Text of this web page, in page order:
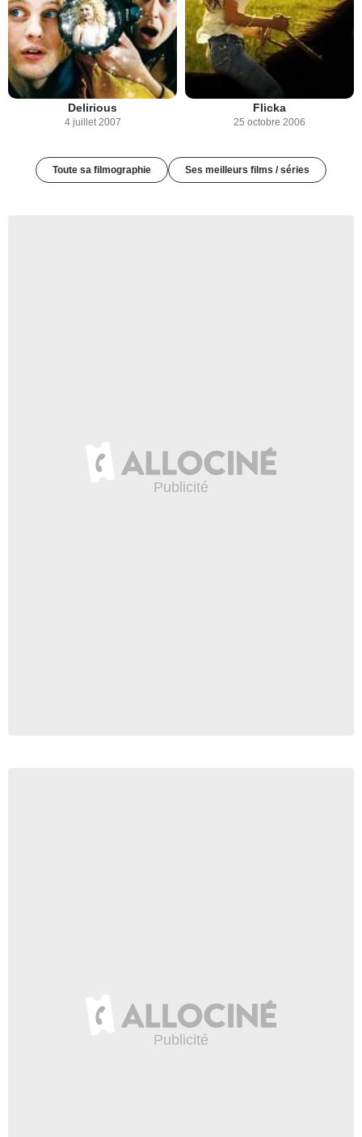
Delirious
4 juillet 2007
Flicka
25 octobre 2006
Toute sa filmographie Ses meilleurs films / séries